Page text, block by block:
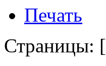
Печать
Страницы: [